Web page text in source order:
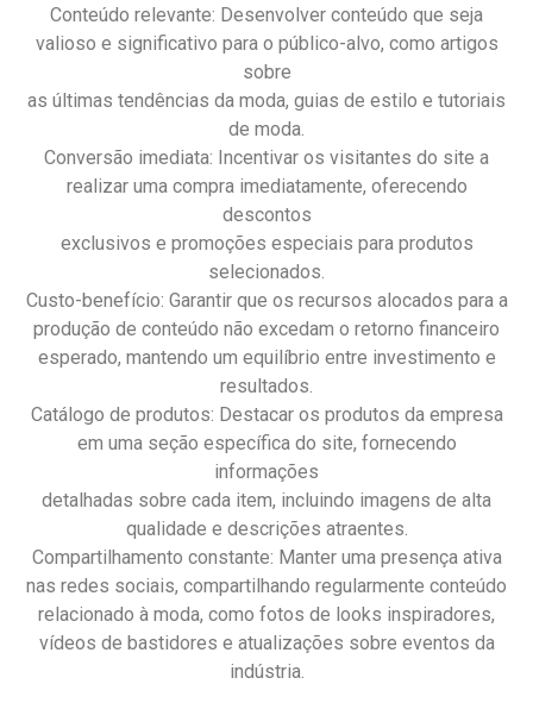
Conteúdo relevante: Desenvolver conteúdo que seja
valioso e significativo para o público-alvo, como artigos
sobre
as últimas tendências da moda, guias de estilo e tutoriais
de moda.
Conversão imediata: Incentivar os visitantes do site a
realizar uma compra imediatamente, oferecendo
descontos
exclusivos e promoções especiais para produtos
selecionados.
Custo-benefício: Garantir que os recursos alocados para a
produção de conteúdo não excedam o retorno financeiro
esperado, mantendo um equilíbrio entre investimento e
resultados.
Catálogo de produtos: Destacar os produtos da empresa
em uma seção específica do site, fornecendo
informações
detalhadas sobre cada item, incluindo imagens de alta
qualidade e descrições atraentes.
Compartilhamento constante: Manter uma presença ativa
nas redes sociais, compartilhando regularmente conteúdo
relacionado à moda, como fotos de looks inspiradores,
vídeos de bastidores e atualizações sobre eventos da
indústria.